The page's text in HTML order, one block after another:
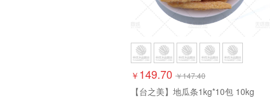
￥ 149.70 ￥147.40
【台之美】地瓜条1kg*10包 10kg